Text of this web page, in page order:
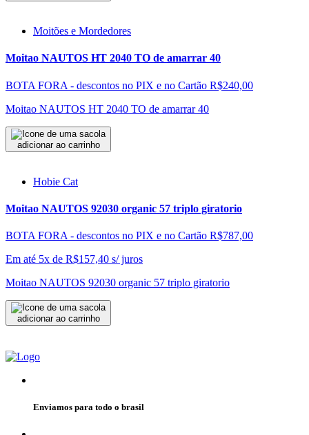
Moitões e Mordedores
Moitao NAUTOS HT 2040 TO de amarrar 40
BOTA FORA - descontos no PIX e no Cartão R$240,00
Moitao NAUTOS HT 2040 TO de amarrar 40
adicionar ao carrinho
Hobie Cat
Moitao NAUTOS 92030 organic 57 triplo giratorio
BOTA FORA - descontos no PIX e no Cartão R$787,00
Em até 5x de R$157,40 s/ juros
Moitao NAUTOS 92030 organic 57 triplo giratorio
adicionar ao carrinho
Enviamos para todo o brasil